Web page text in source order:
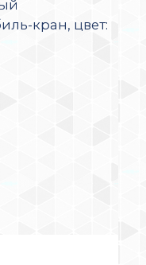
кран, цвет: